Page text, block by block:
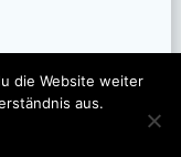
die Website weiter
aus.